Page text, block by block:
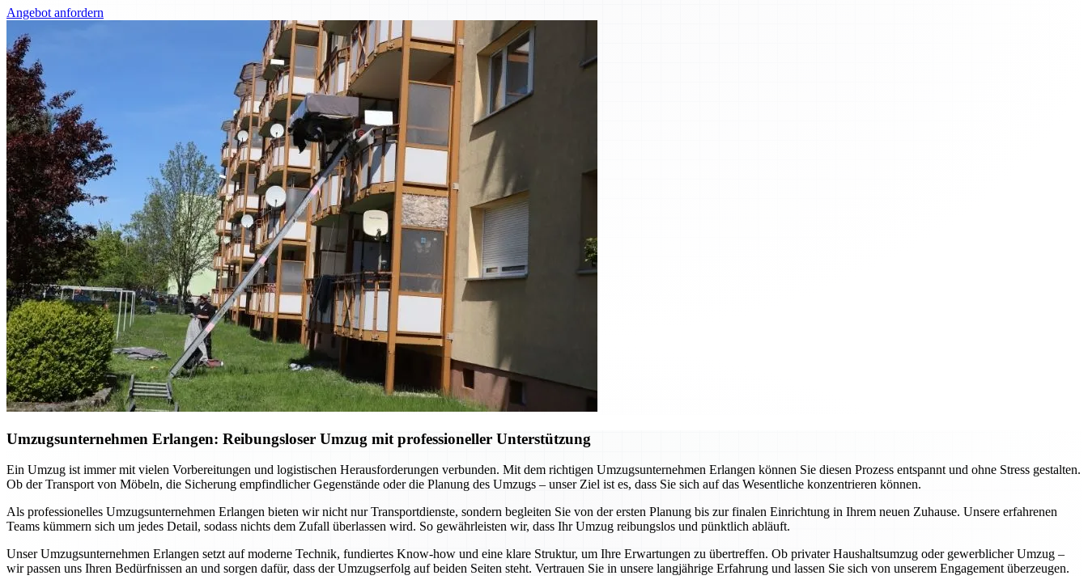
Angebot anfordern
Umzugsunternehmen Erlangen: Reibungsloser Umzug mit professioneller Unterstützung
Ein Umzug ist immer mit vielen Vorbereitungen und logistischen Herausforderungen verbunden. Mit dem richtigen Umzugsunternehmen Erlangen können Sie diesen Prozess entspannt und ohne Stress gestalten.
Ob der Transport von Möbeln, die Sicherung empfindlicher Gegenstände oder die Planung des Umzugs – unser Ziel ist es, dass Sie sich auf das Wesentliche konzentrieren können.
Als professionelles Umzugsunternehmen Erlangen bieten wir nicht nur Transportdienste, sondern begleiten Sie von der ersten Planung bis zur finalen Einrichtung in Ihrem neuen Zuhause. Unsere erfahrenen
Teams kümmern sich um jedes Detail, sodass nichts dem Zufall überlassen wird. So gewährleisten wir, dass Ihr Umzug reibungslos und pünktlich abläuft.
Unser Umzugsunternehmen Erlangen setzt auf moderne Technik, fundiertes Know-how und eine klare Struktur, um Ihre Erwartungen zu übertreffen. Ob privater Haushaltsumzug oder gewerblicher Umzug –
wir passen uns Ihren Bedürfnissen an und sorgen dafür, dass der Umzugserfolg auf beiden Seiten steht. Vertrauen Sie in unsere langjährige Erfahrung und lassen Sie sich von unserem Engagement überzeugen.